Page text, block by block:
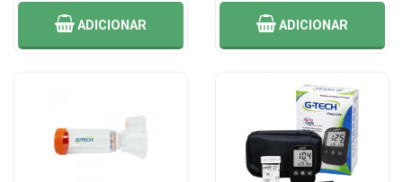
ADICIONAR ADICIONAR